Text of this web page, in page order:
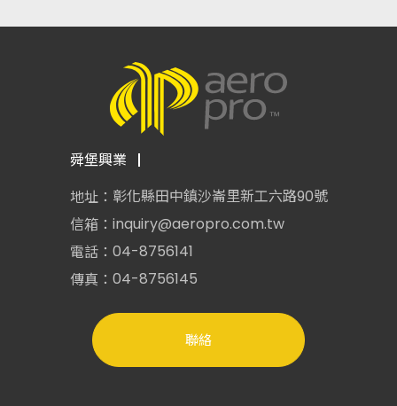
舜堡興業
地址： 彰化縣田中鎮沙崙里新工六路90號
信箱： inquiry@aeropro.com.tw
電話： 04-8756141
傳真： 04-8756145
聯絡